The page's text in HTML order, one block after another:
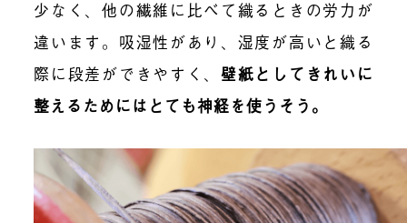
少なく、他の繊維に比べて織るときの労力が
違います。吸湿性があり、湿度が高いと織る
際に段差ができやすく、壁紙としてきれいに
整えるためにはとても神経を使うそう。